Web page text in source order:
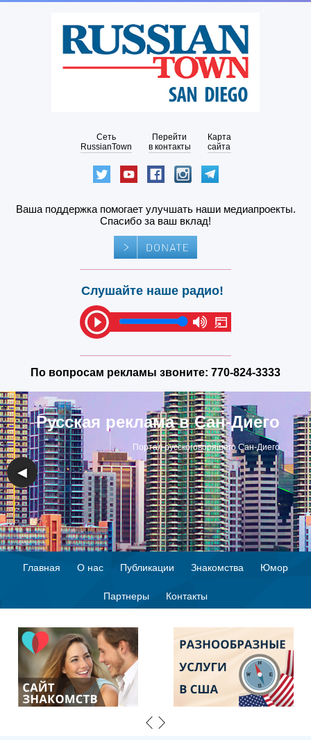
Сеть
RussianTown
Перейти
в контакты
Карта
сайта
Ваша поддержка помогает улучшать наши медиапроекты.
Спасибо за ваш вклад!
Слушайте наше радио!
По вопросам рекламы звоните: 770-824-3333
Русская реклама в Сан-Диего
Портал русскоговорящего Сан-Диего
◀ ▶
Главная О нас Публикации Знакомства Юмор
Партнеры Контакты